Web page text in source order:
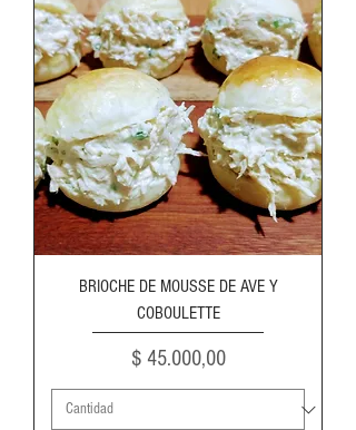
BRIOCHE DE MOUSSE DE AVE Y
COBOULETTE
Precio
$ 45.000,00